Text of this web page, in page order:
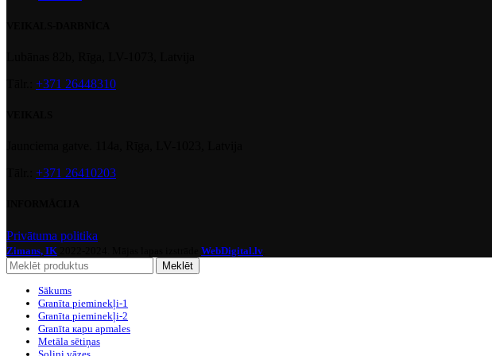
+371 26448310
+371 26410203
Privātuma politika
Zimans, IK WebDigital.lv
Meklēt
Sākums
Granīta pieminekļi-1
Granīta pieminekļi-2
Granīta кapu apmales
Metāla sētiņas